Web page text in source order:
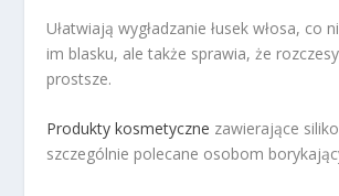
Ułatwiają wygładzanie łusek włosa, co
im blasku, ale także sprawia, że
prostsze.
Produkty kosmetyczne zawierające
szczególnie polecane osobom